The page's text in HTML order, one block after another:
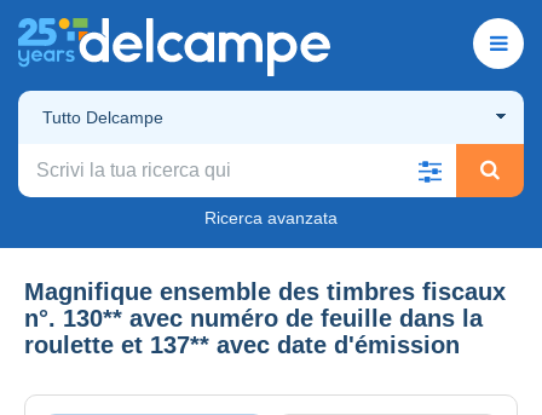
Tutto Delcampe
Ricerca avanzata
Magnifique ensemble des timbres fiscaux
n°. 130** avec numéro de feuille dans la
roulette et 137** avec date d'émission